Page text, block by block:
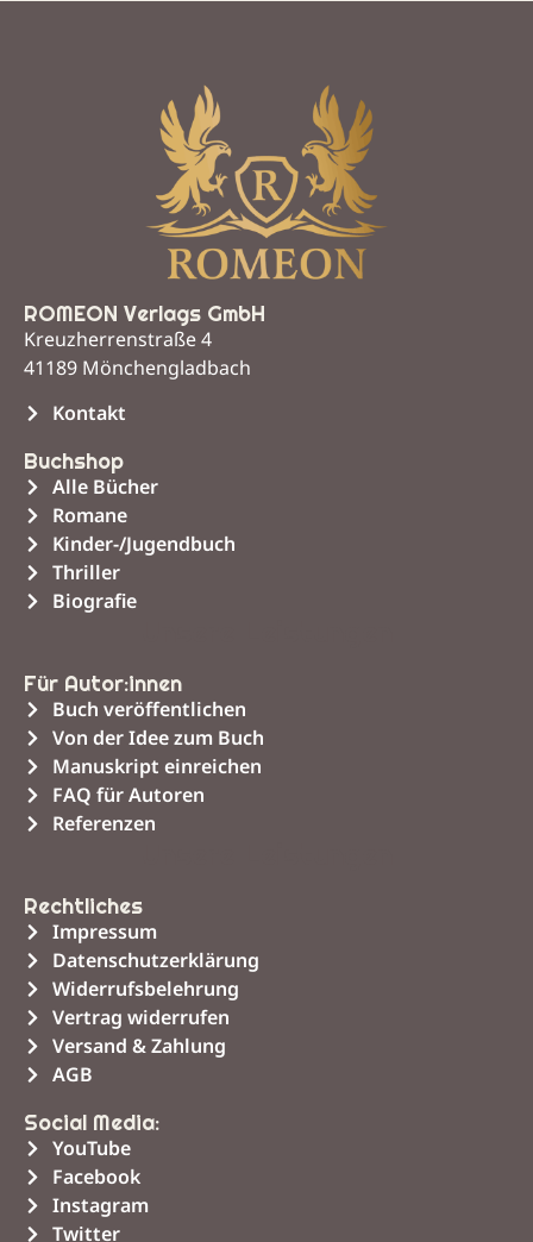
ROMEON Verlags GmbH
Kreuzherrenstraße 4
41189 Mönchengladbach
Kontakt
Buchshop
Alle Bücher
Romane
Kinder-/Jugendbuch
Thriller
Biografie
Für Autor:innen
Buch veröffentlichen
Von der Idee zum Buch
Manuskript einreichen
FAQ für Autoren
Referenzen
Rechtliches
Impressum
Datenschutzerklärung
Widerrufsbelehrung
Vertrag widerrufen
Versand & Zahlung
AGB
Social Media:
YouTube
Facebook
Instagram
Twitter